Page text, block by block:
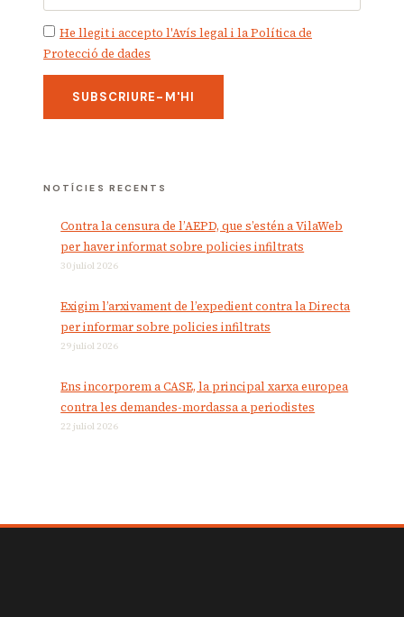
He llegit i accepto l'Avís legal i la Política de
Protecció de dades
NOTÍCIES RECENTS
Contra la censura de l’AEPD, que s’estén a VilaWeb
per haver informat sobre policies infiltrats
30 juliol 2026
Exigim l’arxivament de l’expedient contra la Directa
per informar sobre policies infiltrats
29 juliol 2026
Ens incorporem a CASE, la principal xarxa europea
contra les demandes-mordassa a periodistes
22 juliol 2026